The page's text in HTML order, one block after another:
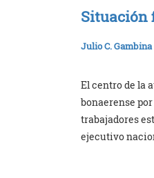
Situación
Julio C. Gambina
El centro de la
bonaerense
trabajadores
ejecutivo